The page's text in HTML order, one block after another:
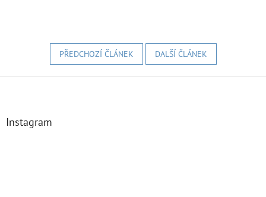
PŘEDCHOZÍ ČLÁNEK DALŠÍ ČLÁNEK
Z
Instagram